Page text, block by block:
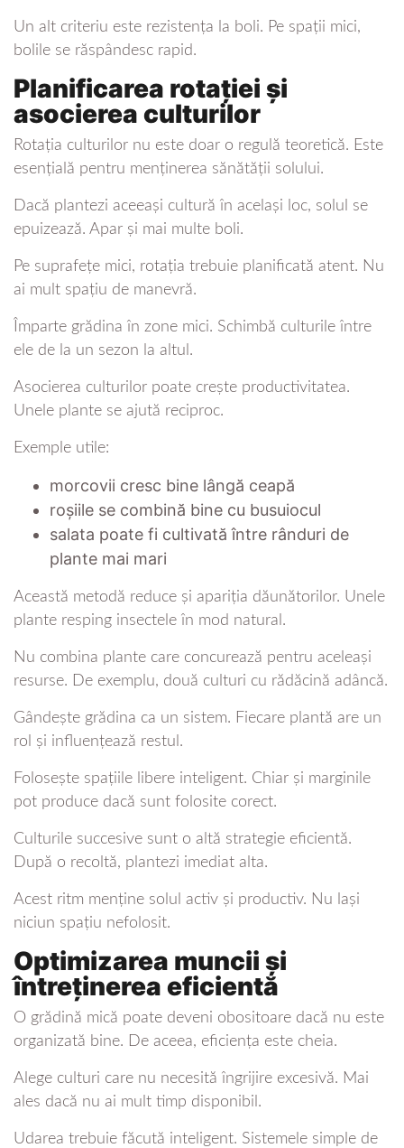
Un alt criteriu este rezistența la boli. Pe spații mici,
bolile se răspândesc rapid.
Planificarea rotației și
asocierea culturilor
Rotația culturilor nu este doar o regulă teoretică. Este
esențială pentru menținerea sănătății solului.
Dacă plantezi aceeași cultură în același loc, solul se
epuizează. Apar și mai multe boli.
Pe suprafețe mici, rotația trebuie planificată atent. Nu
ai mult spațiu de manevră.
Împarte grădina în zone mici. Schimbă culturile între
ele de la un sezon la altul.
Asocierea culturilor poate crește productivitatea.
Unele plante se ajută reciproc.
Exemple utile:
morcovii cresc bine lângă ceapă
roșiile se combină bine cu busuiocul
salata poate fi cultivată între rânduri de
plante mai mari
Această metodă reduce și apariția dăunătorilor. Unele
plante resping insectele în mod natural.
Nu combina plante care concurează pentru aceleași
resurse. De exemplu, două culturi cu rădăcină adâncă.
Gândește grădina ca un sistem. Fiecare plantă are un
rol și influențează restul.
Folosește spațiile libere inteligent. Chiar și marginile
pot produce dacă sunt folosite corect.
Culturile succesive sunt o altă strategie eficientă.
După o recoltă, plantezi imediat alta.
Acest ritm menține solul activ și productiv. Nu lași
niciun spațiu nefolosit.
Optimizarea muncii și
întreținerea eficientă
O grădină mică poate deveni obositoare dacă nu este
organizată bine. De aceea, eficiența este cheia.
Alege culturi care nu necesită îngrijire excesivă. Mai
ales dacă nu ai mult timp disponibil.
Udarea trebuie făcută inteligent. Sistemele simple de